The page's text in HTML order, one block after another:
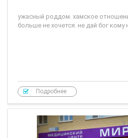
ужасный роддом. хамское
больше не хочется. не дай бог кому
Подробнее